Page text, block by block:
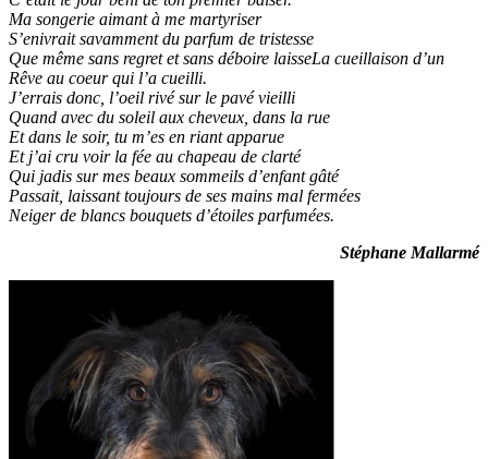
Ma songerie aimant à me martyriser
S’enivrait savamment du parfum de tristesse
Que même sans regret et sans déboire laisseLa cueillaison d’un
Rêve au coeur qui l’a cueilli.
J’errais donc, l’oeil rivé sur le pavé vieilli
Quand avec du soleil aux cheveux, dans la rue
Et dans le soir, tu m’es en riant apparue
Et j’ai cru voir la fée au chapeau de clarté
Qui jadis sur mes beaux sommeils d’enfant gâté
Passait, laissant toujours de ses mains mal fermées
Neiger de blancs bouquets d’étoiles parfumées.
Stéphane Mallarmé